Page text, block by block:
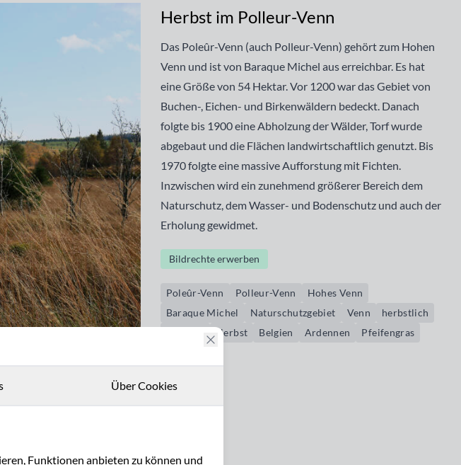
Herbst im Polleur-Venn
Das Poleûr-Venn (auch Polleur-Venn) gehört zum Hohen
Venn und ist von Baraque Michel aus erreichbar. Es hat
eine Größe von 54 Hektar. Vor 1200 war das Gebiet von
Buchen-, Eichen- und Birkenwäldern bedeckt. Danach
folgte bis 1900 eine Abholzung der Wälder, Torf wurde
abgebaut und die Flächen landwirtschaftlich genutzt. Bis
1970 folgte eine massive Aufforstung mit Fichten.
Inzwischen wird ein zunehmend größerer Bereich dem
Naturschutz, dem Wasser- und Bodenschutz und auch der
Erholung gewidmet.
Bildrechte erwerben
Poleûr-Venn Polleur-Venn
Hohes Venn
Baraque Michel
Naturschutzgebiet Venn
herbstlich
Herbst Belgien Ardennen
Pfeifengras
Über Cookies
Funktionen anbieten zu können und